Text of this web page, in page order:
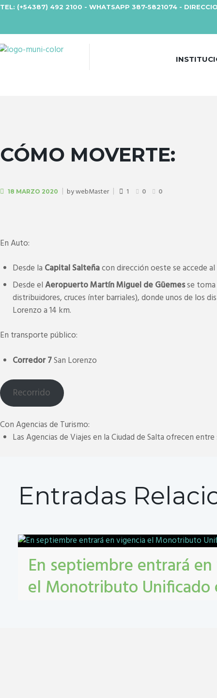
TEL: (+54387) 492 2100 - WHATSAPP 387-5821074 -
CÓMO MOVERTE:
18 MARZO 2020 bywebMaster 1 0 0
En Auto:
Desde la Capital Salteñacon dirección oeste se accede
Desde elAeropuerto Martín Miguel de Güemesse toma
distribuidores, cruces ínter barriales), donde unos de los
Lorenzo a 14 km.
En transporte público:
Corredor 7San Lorenzo
Recorrido
Con Agencias de Turismo:
Las Agencias de Viajes en la Ciudad de Salta ofrecen
Entradas
En septiembre entrará
el Monotributo Unificado